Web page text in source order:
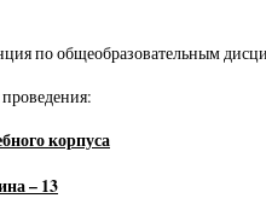
по общеобразовательным
корпуса
– 13